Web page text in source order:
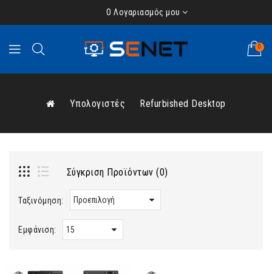
Ο Λογαριασμός μου
0
Υπολογιστές Refurbished Desktop
Σύγκριση Προϊόντων (0)
Ταξινόμηση:
Εμφάνιση: